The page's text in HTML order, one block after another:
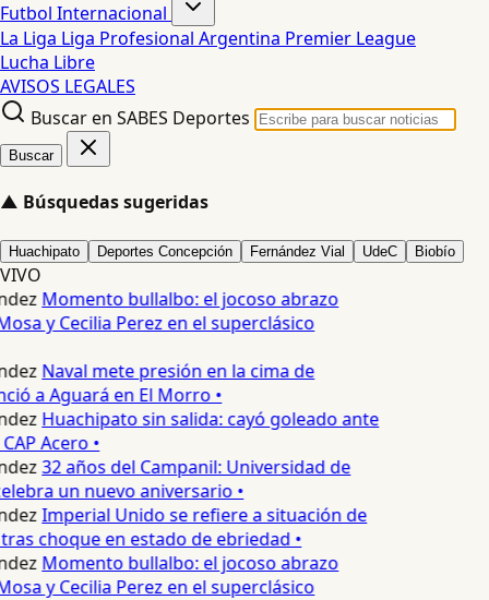
Futbol Internacional
La Liga Liga Profesional Argentina Premier League
Lucha Libre
AVISOS LEGALES
Buscar en SABES Deportes
Buscar
▲ Búsquedas sugeridas
Huachipato Deportes Concepción Fernández Vial UdeC Biobío
VIVO
Momento bullalbo: el jocoso abrazo
y Cecilia Perez en el superclásico
Naval mete presión en la cima de
a Aguará en El Morro •
Huachipato sin salida: cayó goleado ante
Acero •
32 años del Campanil: Universidad de
un nuevo aniversario •
Imperial Unido se refiere a situación de
choque en estado de ebriedad •
Momento bullalbo: el jocoso abrazo
y Cecilia Perez en el superclásico